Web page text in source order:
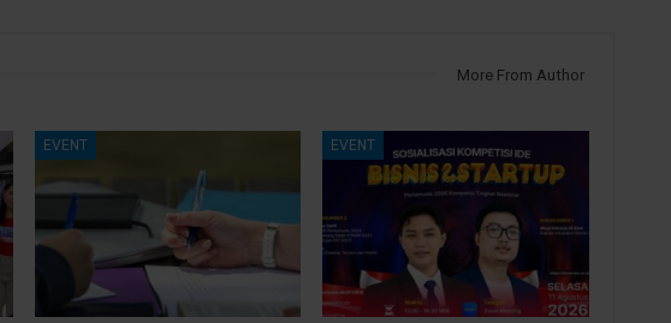
More From Author
EVENT EVENT